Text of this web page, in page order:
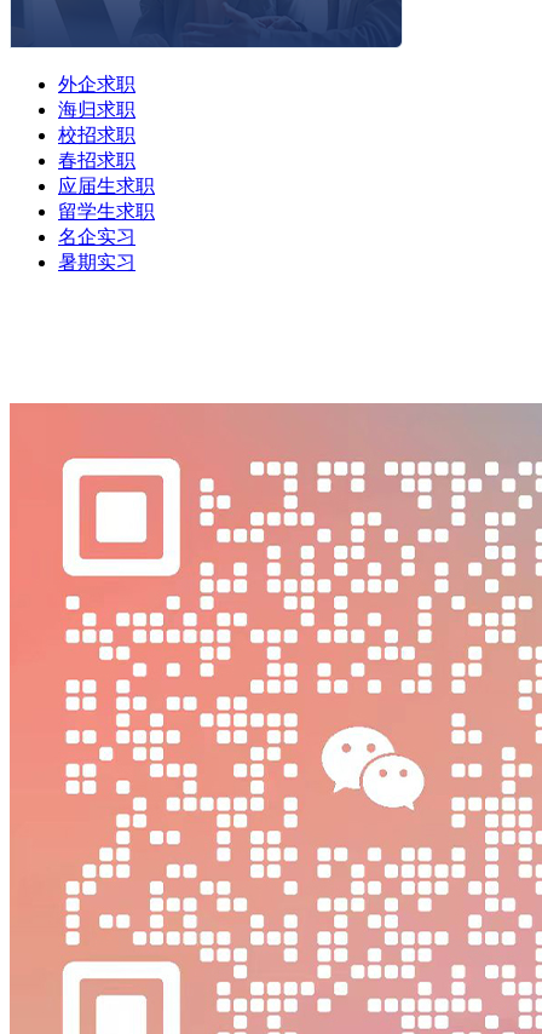
外企求职
海归求职
校招求职
春招求职
应届生求职
留学生求职
名企实习
暑期实习